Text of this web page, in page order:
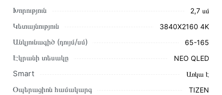
Այս ապրանքը գնելու համար սեղմեք
զամբյուղին»
կամ սեղմեք
Կարող եք նաև պատվիրել՝ զանգահարելով կայքում նշված
կոնտակտային համարներին։
Խորություն 2,7 սմ
Կետայնություն 3840X2160 4K
Անկյունագիծ (դույմ/սմ) 65-165
Էկրանի տեսակը NEO QLED
Smart Առկա է
Օպերացիոն համակարգ TIZEN